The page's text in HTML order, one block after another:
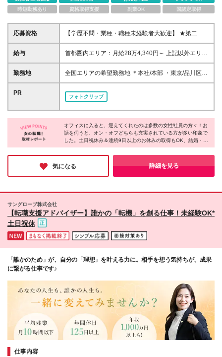
時短勤務あり
資格取得支援 副業OK 国認定取得
応募資格
【学歴不問・業種・職種未経験者大歓迎】 ★第二新
卒・初めての正社員・社会人も歓迎です♪ 「社会の役
に立つ仕事がしたい」 「人の悩みを解決するお仕事
たい」 そんな想いをお持ちの方は大歓迎です◎
給与
首都圏内エリア：月給28万4,340円～ 上記以外エリ
ア：月給27万0,840円～ ※上記に加え、業績賞与年2
回やインセンティブなどの制度も御座います。 ※月給
変更はありません。 ☆充実した賞与やインセンティ
す。 自分へのご褒美や友人とのおしゃれなランチに
出かけたり 家族をディナーに誘ったりとプライベー
トも充実しています。 ☆配属に応じて入社1年目の社
は評価実額を支給♪
勤務地
全国エリアの希望勤務地 ＊本社/本部 ・東京/品川区大
崎 ・大阪/大阪市北区太融寺町 *第二支社 ・東京/新宿
区西新宿 ・横浜/横浜市神奈川区 ・船橋/船橋市本町
・大阪/大阪市北区 ・福岡/福岡市博多区 *支社 [北海道/
東北] ・札幌/札幌市北区 ・盛岡/盛岡市盛岡駅前通 ・
仙台/仙台市青葉区 ・郡山/郡山市清水台 [北関東] ・水
戸支社/茨城県水戸市 ・高崎/群馬県高崎市 ・宇都宮/
栃木県宇都宮市 [首都圏] ・大宮/さいたま市大宮区 ・
船橋/船橋市本町 ・横浜/横浜市神奈川区 [北陸/甲信越]
・新潟/新潟市中央区 ・富山/富山市新桜町 ・金沢/金
沢市広岡 [東海] ・静岡/静岡市葵区 ・名古屋/名古屋市
中区 [関西] ・京都/京都市中京区 ・神戸/神戸市中央区
更の範囲)上記を除く当社関連勤務地
PR
フォトクリップ
オフィスに入ると、迎えてくれたのは多数の女性社員の方々！お
話を伺うと、オン・オフどちらも充実されている方が多い印象で
した。土日祝休み＆連続9日以上のお休みの取得もOK、結婚・出
産・育児などのライフイベントに沿った休暇制度も充実してい
て、プライベートの時間も大切にできることがポイントなのだそ
う！今回は特に、未経験OKの募集とのことで「新しい仕事をは
じめたい」「長期的に活躍したい」方にはオススメです♪
気になる 詳細を見る
サングローブ株式会社
【転職支援アドバイザー】誰かの「転機」を創る仕事！未経験OK*
土日祝休
「誰かのため」が、自分の「理想」を叶える力に。相手を想う気持ちが、成果
に繋がる仕事です♪
仕事内容